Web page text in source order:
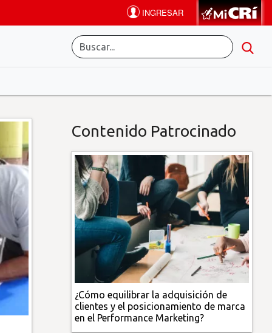
Contenido Patrocinado
¿Cómo equilibrar la adquisición de
clientes y el posicionamiento de marca
en el Performance Marketing?